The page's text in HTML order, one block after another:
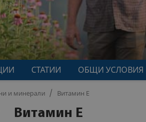
СТАТИИ ОБЩИ УСЛОВИЯ
и минерали Витамин E
Витамин E